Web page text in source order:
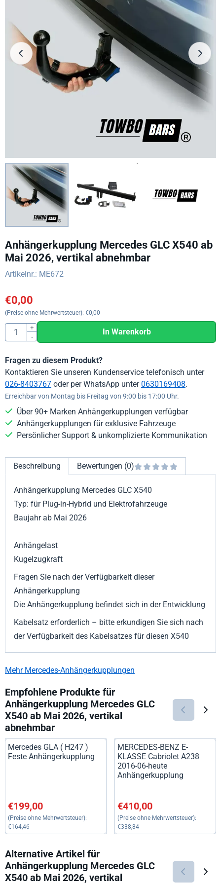
Anhängerkupplung Mercedes GLC X540 ab
Mai 2026, vertikal abnehmbar
Artikelnr.: ME672
€0,00
(Preise ohne Mehrwertsteuer): €0,00
Anzahl
+
-
In Warenkorb
Fragen zu diesem Produkt?
Kontaktieren Sie unseren Kundenservice telefonisch unter
026-8403767 oder per WhatsApp unter0630169408.
Erreichbar von Montag bis Freitag von 9:00 bis 17:00 Uhr.
Über 90+ Marken Anhängerkupplungen verfügbar
Anhängerkupplungen für exklusive Fahrzeuge
Persönlicher Support & unkomplizierte Kommunikation
Beschreibung Bewertungen (0)
Anhängerkupplung Mercedes GLC X540
Typ: für Plug-in-Hybrid und Elektrofahrzeuge
Baujahr ab Mai 2026
Anhängelast
Kugelzugkraft
Fragen Sie nach der Verfügbarkeit dieser
Anhängerkupplung
Die Anhängerkupplung befindet sich in der Entwicklung
Kabelsatz erforderlich – bitte erkundigen Sie sich nach
der Verfügbarkeit des Kabelsatzes für diesen X540
Mehr Mercedes-Anhängerkupplungen
Empfohlene Produkte für
Anhängerkupplung Mercedes GLC
X540 ab Mai 2026, vertikal
abnehmbar
Mercedes GLA ( H247 )
Feste Anhängerkupplung
Preis: 199,00, ohne MwSt.: 164,46
€199,00
(Preise ohne Mehrwertsteuer):
€164,46
MERCEDES-BENZ E-
KLASSE Cabriolet A238
2016-06-heute
Anhängerkupplung
Preis: 410,00, ohne MwSt.:
€410,00
(Preise ohne Mehrwertsteuer):
€338,84
Alternative Artikel für
Anhängerkupplung Mercedes GLC
X540 ab Mai 2026, vertikal